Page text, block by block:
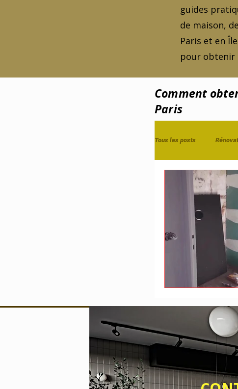
guides
de maison,
Paris et en
pour obtenir
Comment
Paris
Tous les posts
Devis travaux
Entreprise de bâtiment